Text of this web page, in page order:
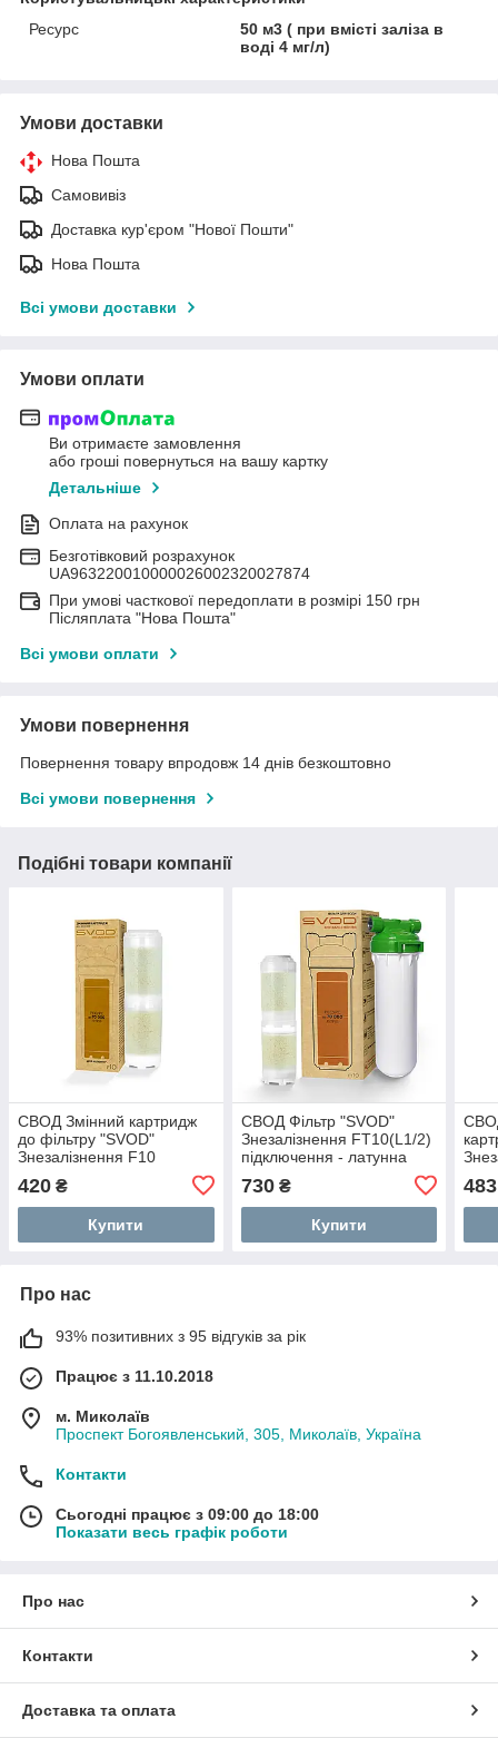
Ресурс
50 м3 ( при вмісті заліза в
воді 4 мг/л)
Умови доставки
Нова Пошта
Самовивіз
Доставка кур'єром "Нової Пошти"
Нова Пошта
Всі умови доставки
Умови оплати
Ви отримаєте замовлення
або гроші повернуться на вашу картку
Детальніше
Оплата на рахунок
Безготівковий розрахунок
UA963220010000026002320027874
При умові часткової передоплати в розмірі 150 грн
Післяплата "Нова Пошта"
Всі умови оплати
Умови повернення
Повернення товару впродовж 14 днів безкоштовно
Всі умови повернення
Подібні товари компанії
СВОД Змінний картридж
до фільтру "SVOD"
Знезалізнення F10
420 ₴
Купити
СВОД Фільтр "SVOD"
Знезалізнення FT10(L1/2)
підключення - латунна
730₴
Купити
483
Про нас
93% позитивних з 95 відгуків за рік
Працює з 11.10.2018
м. Миколаїв
Проспект Богоявленський, 305, Миколаїв, Україна
Контакти
Сьогодні працює з 09:00 до 18:00
Показати весь графік роботи
Про нас
Контакти
Доставка та оплата